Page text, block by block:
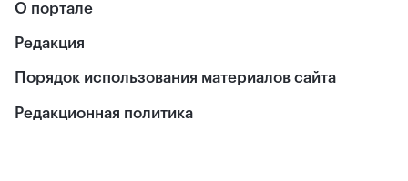
О портале
Редакция
Порядок использования материалов сайта
Редакционная политика